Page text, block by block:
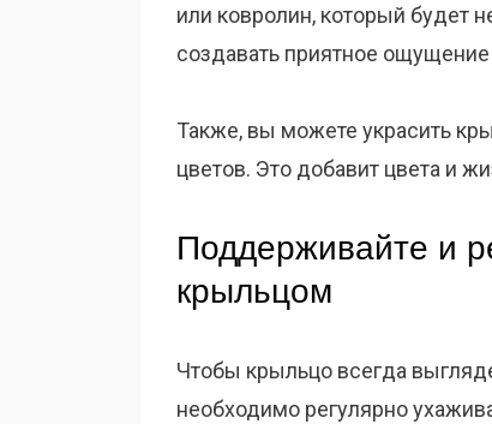
или ковролин, который будет
создавать приятное ощущение
Также, вы можете украсить
цветов. Это добавит цвета и
Поддерживайте и
крыльцом
Чтобы крыльцо всегда
необходимо регулярно